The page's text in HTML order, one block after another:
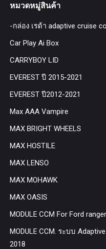
หมวดหมู่สินค้า
-กล่อง เรด้า adaptive cruise
Car Play Ai Box
CARRYBOY LID
EVEREST ปี 2015-2021
EVEREST ปี2012-2021
Max AAA Vampire
MAX BRIGHT WHEELS
MAX HOSTILE
MAX LENSO
MAX MOHAWK
MAX OASIS
MODULE CCM For Ford
MODULE CCM. ระบบ
2018